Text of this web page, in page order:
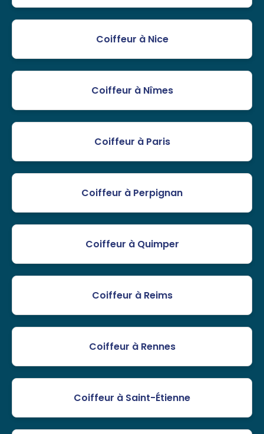
Coiffeur à Nice
Coiffeur à Nîmes
Coiffeur à Paris
Coiffeur à Perpignan
Coiffeur à Quimper
Coiffeur à Reims
Coiffeur à Rennes
Coiffeur à Saint-Étienne